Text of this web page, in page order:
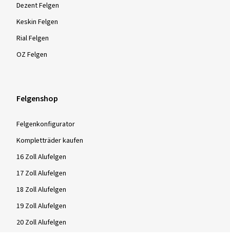
Dezent Felgen
Keskin Felgen
Rial Felgen
OZ Felgen
Felgenshop
Felgenkonfigurator
Kompletträder kaufen
16 Zoll Alufelgen
17 Zoll Alufelgen
18 Zoll Alufelgen
19 Zoll Alufelgen
20 Zoll Alufelgen